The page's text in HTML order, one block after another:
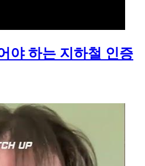
야 하는 지하철 인증